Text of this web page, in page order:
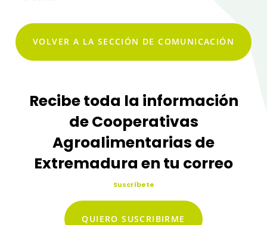
VOLVER A LA SECCIÓN DE COMUNICACIÓN
Recibe toda la información
de Cooperativas
Agroalimentarias de
Extremadura en tu correo
Suscríbete
QUIERO SUSCRIBIRME